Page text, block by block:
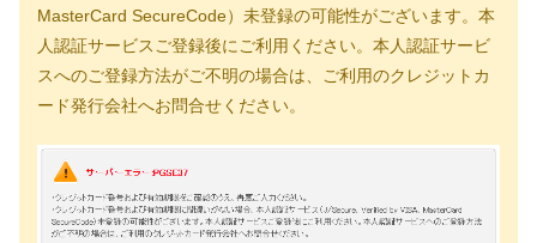
MasterCard SecureCode）未登録の可能性がございます。本
人認証サービスご登録後にご利用ください。本人認証サービ
スへのご登録方法がご不明の場合は、ご利用のクレジットカ
ード発行会社へお問合せください。